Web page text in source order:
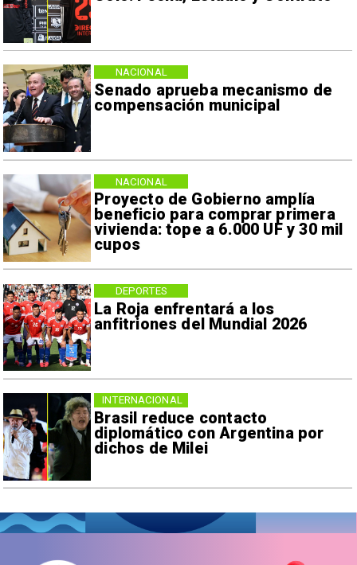
Senado aprueba mecanismo de
compensación municipal
NACIONAL
Proyecto de Gobierno amplía
beneficio para comprar primera
vivienda: tope a 6.000 UF y 30 mil
cupos
NACIONAL
La Roja enfrentará a los
anfitriones del Mundial 2026
DEPORTES
Brasil reduce contacto
diplomático con Argentina por
dichos de Milei
INTERNACIONAL